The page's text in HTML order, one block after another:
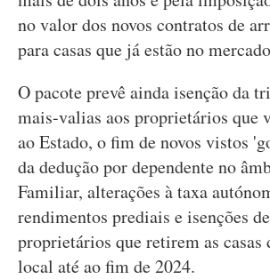
no valor dos novos contratos de
para casas que já estão no
O pacote prevê ainda isenção da
mais-valias aos proprietários que
ao Estado, o fim de novos vistos
da dedução por dependente no
Familiar, alterações à taxa
rendimentos prediais e isenções
proprietários que retirem as casas
local até ao fim de 2024.